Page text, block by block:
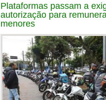
Plataformas passam a
autorização para
menores